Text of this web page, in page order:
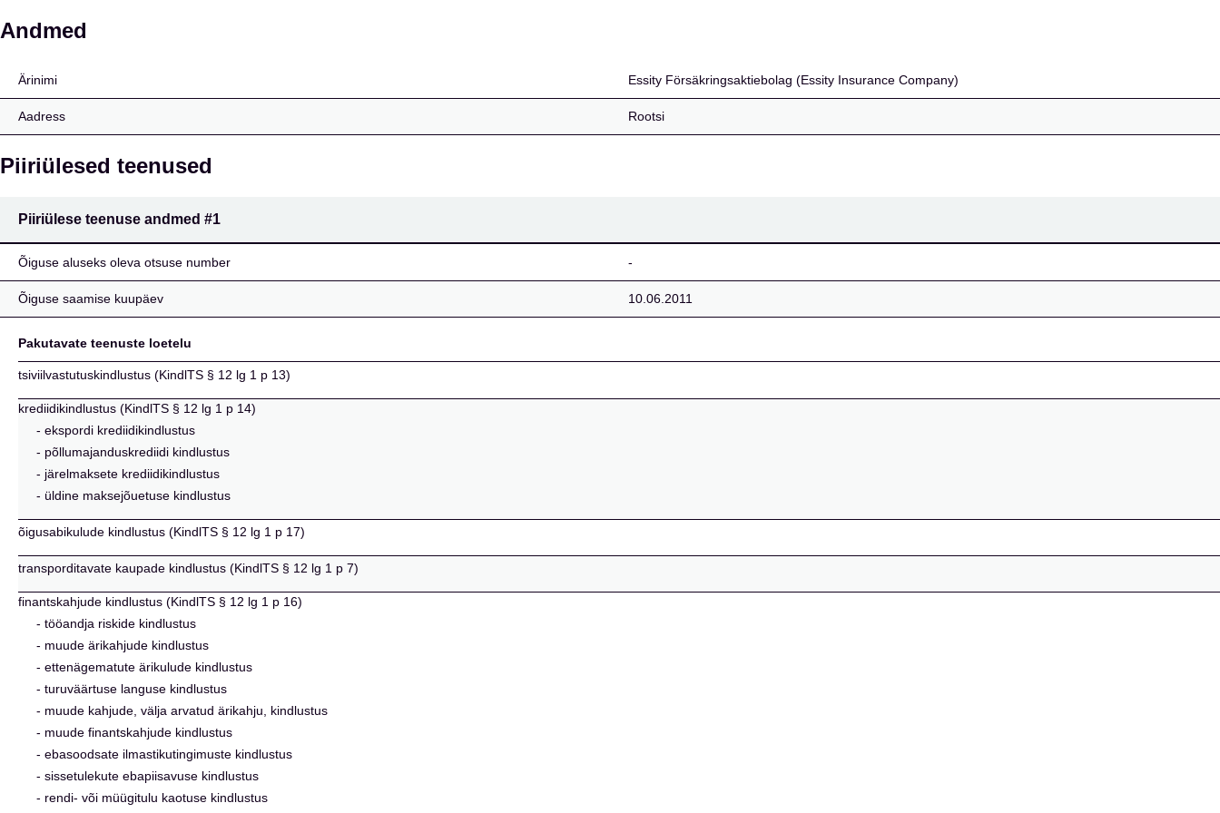
Essity Försäkringsaktiebolag (Essity Insurance Company)
Andmed
Ärinimi Essity Försäkringsaktiebolag (Essity Insurance Company)
Aadress Rootsi
Piiriülesed teenused
Piiriülese teenuse andmed #1
Õiguse aluseks oleva otsuse number -
Õiguse saamise kuupäev 10.06.2011
Pakutavate teenuste loetelu
tsiviilvastutuskindlustus (KindlTS § 12 lg 1 p 13)
krediidikindlustus (KindlTS § 12 lg 1 p 14)
- ekspordi krediidikindlustus
- põllumajanduskrediidi kindlustus
- järelmaksete krediidikindlustus
- üldine maksejõuetuse kindlustus
õigusabikulude kindlustus (KindlTS § 12 lg 1 p 17)
transporditavate kaupade kindlustus (KindlTS § 12 lg 1 p 7)
finantskahjude kindlustus (KindlTS § 12 lg 1 p 16)
- tööandja riskide kindlustus
- muude ärikahjude kindlustus
- ettenägematute ärikulude kindlustus
- turuväärtuse languse kindlustus
- muude kahjude, välja arvatud ärikahju, kindlustus
- muude finantskahjude kindlustus
- ebasoodsate ilmastikutingimuste kindlustus
- sissetulekute ebapiisavuse kindlustus
- rendi- või müügitulu kaotuse kindlustus